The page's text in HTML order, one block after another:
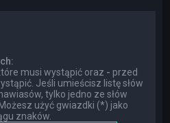
musi wystąpić oraz - przed
Jeśli umieścisz listę słów
tylko jedno ze słów
użyć gwiazdki (*) jako
znaków.